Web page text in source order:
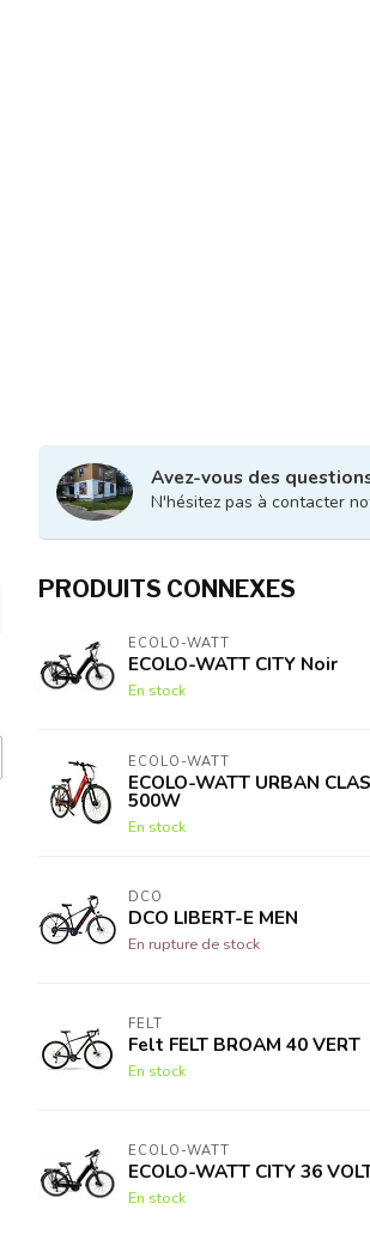
Avez-vous des
N'hésitez pas à contacter
PRODUITS CONNEXES
ECOLO-WATT
ECOLO-WATT CITY Noir
En stock
ECOLO-WATT
ECOLO-WATT URBAN
500W
En stock
DCO
DCO LIBERT-E MEN
En rupture de stock
FELT
Felt FELT BROAM 40 VERT
En stock
ECOLO-WATT
ECOLO-WATT CITY 36
En stock